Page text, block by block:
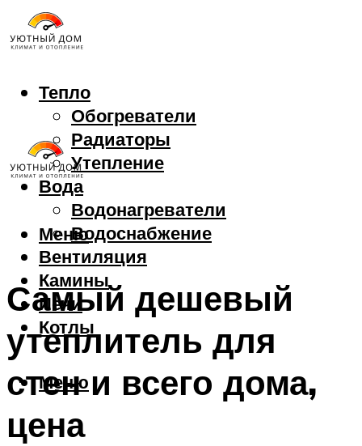
Тепло
Обогреватели
Радиаторы
Утепление
Вода
Водонагреватели
Водоснабжение
Вентиляция
Камины
Печи
Котлы
Меню
Меню
Самый дешевый
утеплитель для
стен и всего дома,
цена